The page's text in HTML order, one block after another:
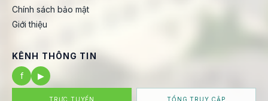
Chính sách bảo mật
Giới thiệu
KÊNH THÔNG TIN
f
▶
TRỰC TUYẾN TỔNG TRUY CẬP